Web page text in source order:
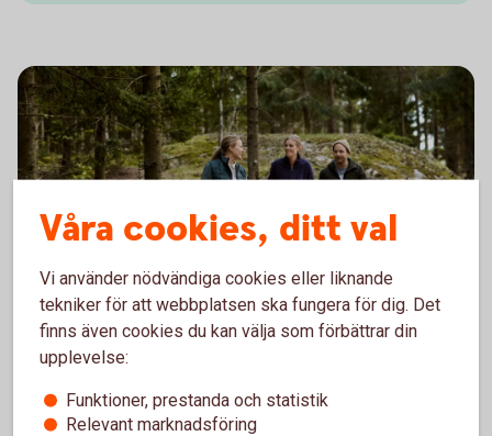
Skillnaderna mellan
Skogslikvidkonto och
Skogskonto
Våra cookies, ditt val
Vi använder nödvändiga cookies eller liknande
tekniker för att webbplatsen ska fungera för dig. Det
finns även cookies du kan välja som förbättrar din
upplevelse:
Funktioner, prestanda och statistik
Relevant marknadsföring